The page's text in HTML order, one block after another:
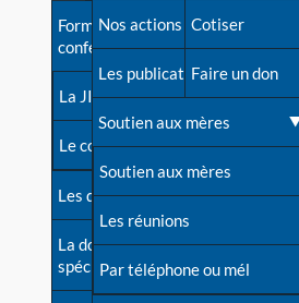
Avant la naissance
Les débuts
Une difficulté d'allaitement ?
Cas particuliers
Mythes et vérités
Devenir animatrice ?
Formations et
conférences
La JIA
Le congrès
Les dossiers de l'allaitement
La documentation
spécialisée
Besoin d'aide?
Répertoire de tous les
contacts
Contact presse
Dossier de presse
Soutenir LLL
Livre d'or
Nos actions
Les publications
Soutien aux mères
Soutien aux mères
Les réunions
Par téléphone ou mél
Cotiser
Faire un don